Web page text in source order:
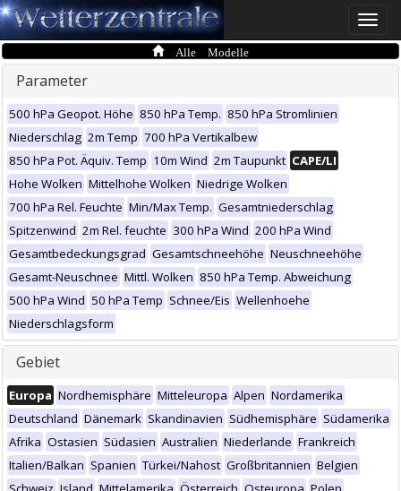
Toggle
Alle Modelle
Parameter
500 hPa Geopot. Höhe 850 hPa Temp. 850 hPa Stromlinien
Niederschlag 2m Temp 700 hPa Vertikalbew
850 hPa Pot. Äquiv. Temp 10m Wind 2m Taupunkt CAPE/LI
Hohe Wolken Mittelhohe Wolken Niedrige Wolken
700 hPa Rel. Feuchte Min/Max Temp. Gesamtniederschlag
Spitzenwind 2m Rel. feuchte 300 hPa Wind 200 hPa Wind
Gesamtbedeckungsgrad Gesamtschneehöhe Neuschneehöhe
Gesamt-Neuschnee Mittl. Wolken 850 hPa Temp. Abweichung
500 hPa Wind 50 hPa Temp Schnee/Eis Wellenhoehe
Niederschlagsform
Gebiet
Europa Nordhemisphäre Mitteleuropa Alpen Nordamerika
Deutschland Dänemark Skandinavien Südhemisphäre Südamerika
Afrika Ostasien Südasien Australien Niederlande Frankreich
Italien/Balkan Spanien Türkei/Nahost Großbritannien Belgien